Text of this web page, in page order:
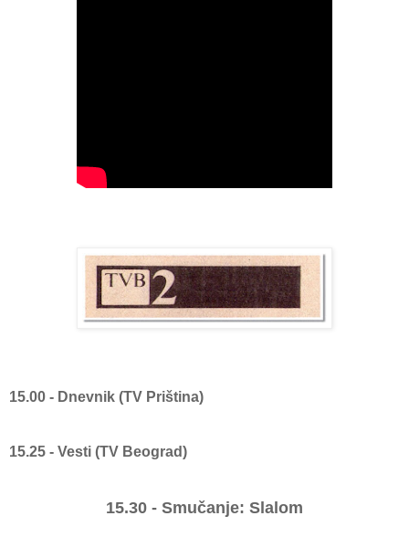
15.00 - Dnevnik (TV Priština)
15.25 - Vesti (TV Beograd)
15.30 - Smučanje: Slalom